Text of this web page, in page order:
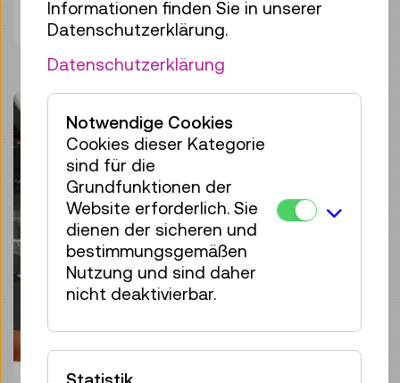
Bild herunterladen
Informationen finden Sie in unserer
Datenschutzerklärung.
Datenschutzerklärung
Notwendige Cookies
Cookies dieser Kategorie
sind für die
Grundfunktionen der
Website erforderlich. Sie
dienen der sicheren und
bestimmungsgemäßen
Nutzung und sind daher
nicht deaktivierbar.
Statistik